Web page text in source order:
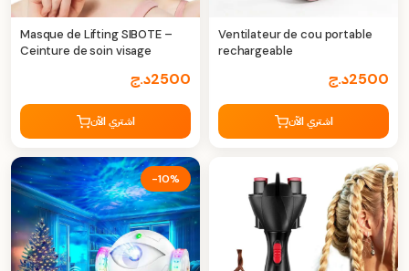
Ventilateur de cou portable
rechargeable
2500د.ج
اشتري الآن
Masque de Lifting SIBOTE –
Ceinture de soin visage
2500د.ج
اشتري الآن
-10%